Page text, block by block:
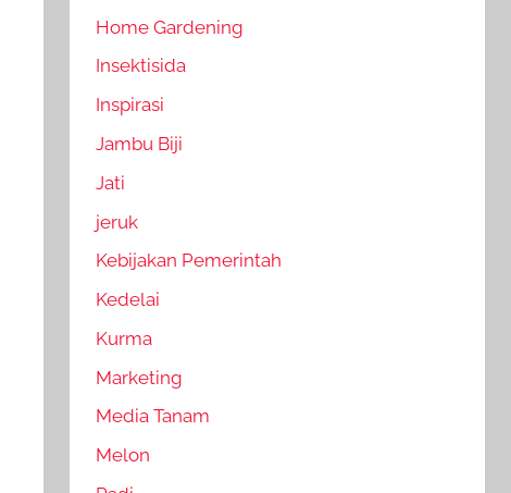
Home Gardening
Insektisida
Inspirasi
Jambu Biji
Jati
jeruk
Kebijakan Pemerintah
Kedelai
Kurma
Marketing
Media Tanam
Melon